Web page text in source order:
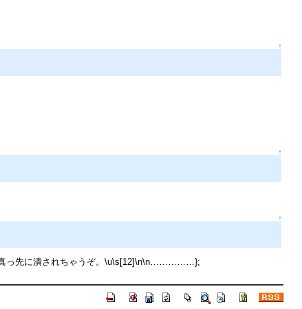
↑
↑
↑
真っ先に潰されちゃうぞ。\u\s[12]\n\n……………};